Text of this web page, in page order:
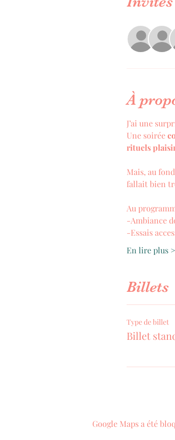
À
J’ai une
Une soirée
rituels
Mais, au
fallait bien
Au
-Ambiance
-Essais
En lire plus >
Billets
Type de billet
Billet
Google Maps a été